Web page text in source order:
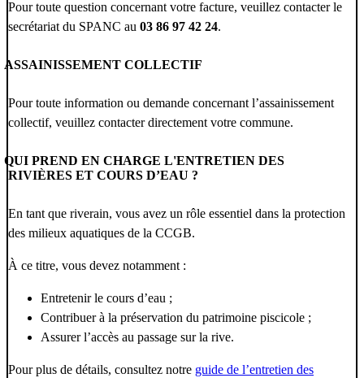
Pour toute question concernant votre facture, veuillez contacter le
secrétariat du SPANC au 03 86 97 42 24.
ASSAINISSEMENT COLLECTIF
Pour toute information ou demande concernant l’assainissement
collectif, veuillez contacter directement votre commune.
QUI PREND EN CHARGE L'ENTRETIEN DES
RIVIÈRES ET COURS D’EAU ?
En tant que riverain, vous avez un rôle essentiel dans la protection
des milieux aquatiques de la CCGB.
À ce titre, vous devez notamment :
Entretenir le cours d’eau ;
Contribuer à la préservation du patrimoine piscicole ;
Assurer l’accès au passage sur la rive.
Pour plus de détails, consultez notre guide de l’entretien des